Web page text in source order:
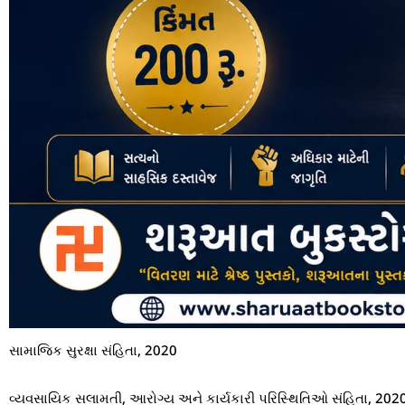
સામાજિક સુરક્ષા સંહિતા, 2020
વ્યવસાયિક સલામતી, આરોગ્ય અને કાર્યકારી પરિસ્થિતિઓ સંહિતા,